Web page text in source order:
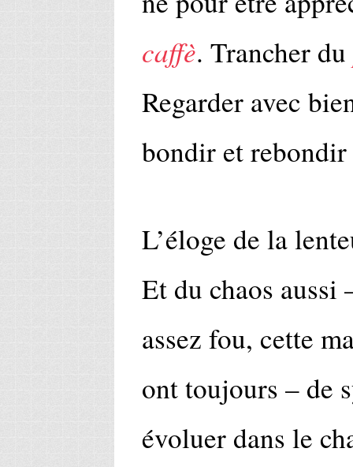
caffè. Trancher du
Regarder avec
bondir et rebondir
L’éloge de la
Et du chaos aussi
assez fou, cette
ont toujours – de
évoluer dans le